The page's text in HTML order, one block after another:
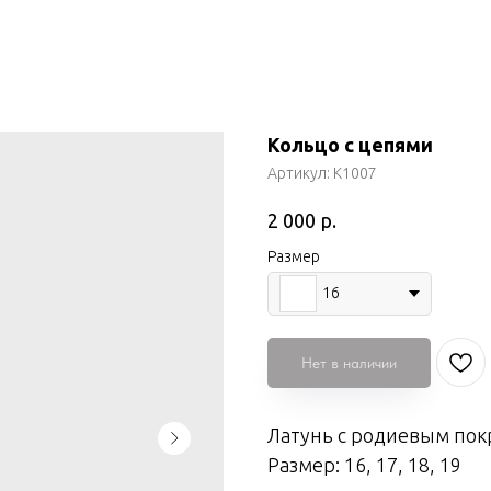
Кольцо с цепями
Артикул: К1007
2 000 р.
Размер
16
Нет в наличии
Латунь с родиевым
Размер: 16, 17, 18, 19